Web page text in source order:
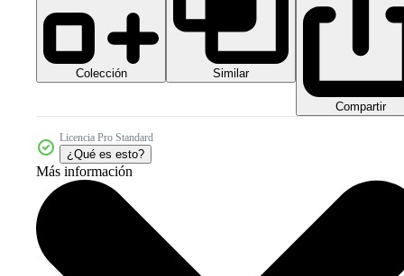
Colección Similar
Compartir
Licencia Pro Standard
¿Qué es esto?
Más información